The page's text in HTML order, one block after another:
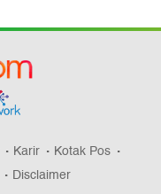
Karir
Kotak Pos
Disclaimer